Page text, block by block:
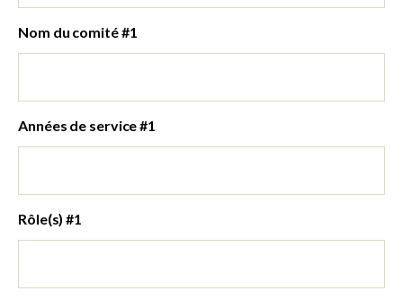
Nom du comité #1
Années de service #1
Rôle(s) #1